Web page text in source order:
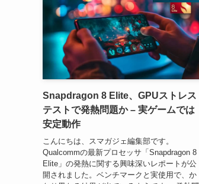
Snapdragon 8 Elite、GPUストレス
テストで発熱問題か – 実ゲームでは
安定動作
こんにちは、スマガジェ編集部です。
Qualcommの最新プロセッサ「Snapdragon 8
Elite」の発熱に関する興味深いレポートが公
開されました。ベンチマークと実使用で、か